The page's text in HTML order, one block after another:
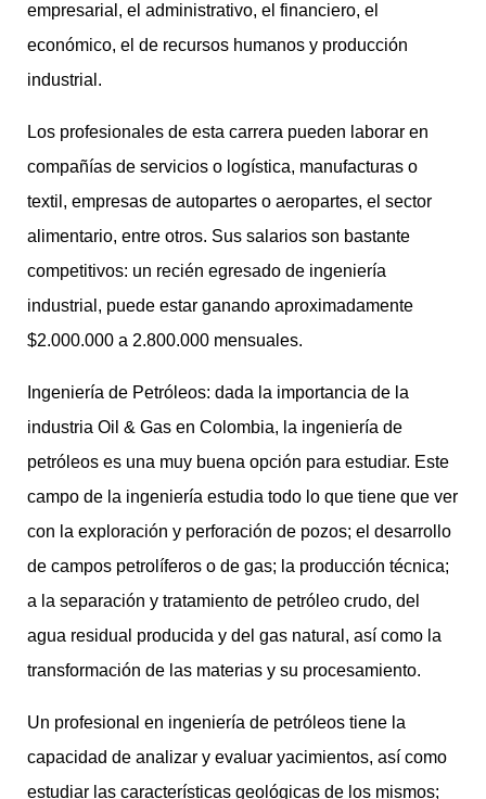
empresarial, el administrativo, el financiero, el
económico, el de recursos humanos y producción
industrial.
Los profesionales de esta carrera pueden laborar en
compañías de servicios o logística, manufacturas o
textil, empresas de autopartes o aeropartes, el sector
alimentario, entre otros. Sus salarios son bastante
competitivos: un recién egresado de ingeniería
industrial, puede estar ganando aproximadamente
$2.000.000 a 2.800.000 mensuales.
Ingeniería de Petróleos: dada la importancia de la
industria Oil & Gas en Colombia, la ingeniería de
petróleos es una muy buena opción para estudiar. Este
campo de la ingeniería estudia todo lo que tiene que ver
con la exploración y perforación de pozos; el desarrollo
de campos petrolíferos o de gas; la producción técnica;
a la separación y tratamiento de petróleo crudo, del
agua residual producida y del gas natural, así como la
transformación de las materias y su procesamiento.
Un profesional en ingeniería de petróleos tiene la
capacidad de analizar y evaluar yacimientos, así como
estudiar las características geológicas de los mismos;